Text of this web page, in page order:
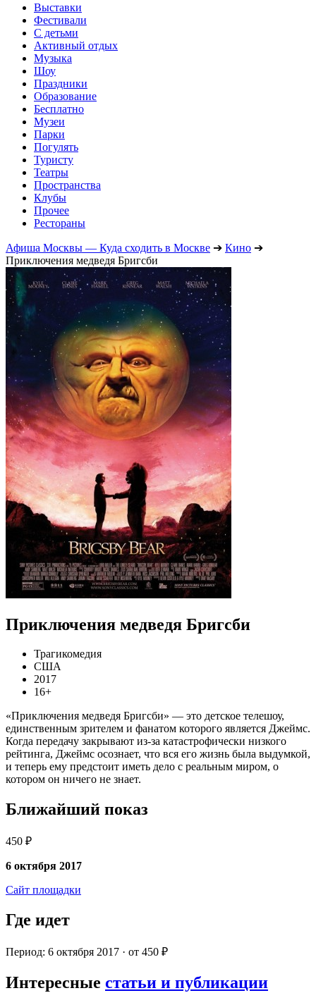
Выставки
Фестивали
С детьми
Активный отдых
Музыка
Шоу
Праздники
Образование
Бесплатно
Музеи
Парки
Погулять
Туристу
Театры
Пространства
Клубы
Прочее
Рестораны
Афиша Москвы — Куда сходить в Москве ➔ Кино ➔
Приключения медведя Бригсби
Приключения медведя Бригсби
Трагикомедия
США
2017
16+
«Приключения медведя Бригсби» — это детское телешоу,
единственным зрителем и фанатом которого является Джеймс.
Когда передачу закрывают из-за катастрофически низкого
рейтинга, Джеймс осознает, что вся его жизнь была выдумкой,
и теперь ему предстоит иметь дело с реальным миром, о
котором он ничего не знает.
Ближайший показ
450 ₽
6 октября 2017
Сайт площадки
Где идет
Период: 6 октября 2017 · от 450 ₽
Интересные статьи и публикации